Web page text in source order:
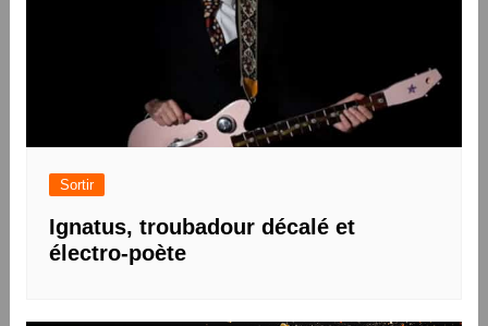
Sortir
Ignatus, troubadour décalé et
électro-poète